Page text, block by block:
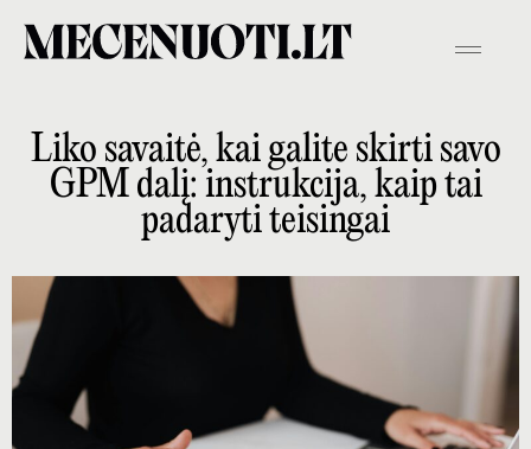
Liko savaitė, kai galite skirti savo
GPM dalį: instrukcija, kaip tai
padaryti teisingai